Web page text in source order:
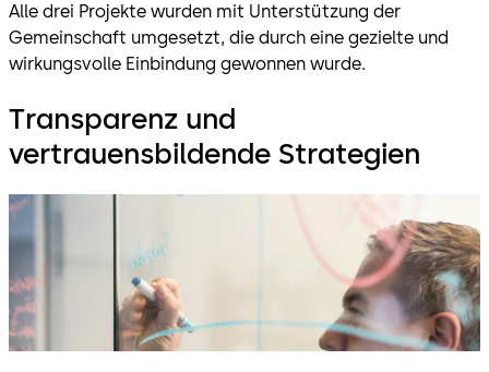
Alle drei Projekte wurden mit Unterstützung der
Gemeinschaft umgesetzt, die durch eine gezielte und
wirkungsvolle Einbindung gewonnen wurde.
Transparenz und
vertrauensbildende Strategien